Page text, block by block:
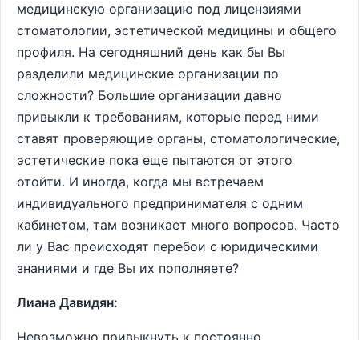
медицинскую организацию под лицензиями
стоматологии, эстетической медицины и общего
профиля. На сегодняшний день как бы Вы
разделили медицинские организации по
сложности? Большие организации давно
привыкли к требованиям, которые перед ними
ставят проверяющие органы, стоматологические,
эстетические пока еще пытаются от этого
отойти. И иногда, когда мы встречаем
индивидуального предпринимателя с одним
кабинетом, там возникает много вопросов. Часто
ли у Вас происходят перебои с юридическими
знаниями и где Вы их пополняете?
Лиана Давидян:
Невозможно привыкнуть к постоянно